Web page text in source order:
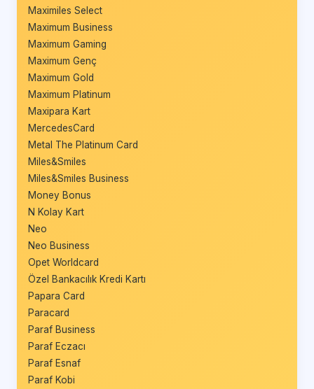
Maximiles Select
Maximum Business
Maximum Gaming
Maximum Genç
Maximum Gold
Maximum Platinum
Maxipara Kart
MercedesCard
Metal The Platinum Card
Miles&Smiles
Miles&Smiles Business
Money Bonus
N Kolay Kart
Neo
Neo Business
Opet Worldcard
Özel Bankacılık Kredi Kartı
Papara Card
Paracard
Paraf Business
Paraf Eczacı
Paraf Esnaf
Paraf Kobi